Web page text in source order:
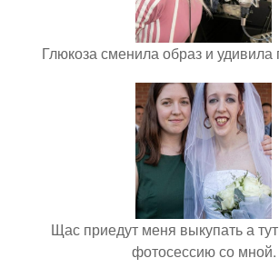
Глюкоза сменила образ и удивила
Щас приедут меня выкупать а
фотосессию со мной.